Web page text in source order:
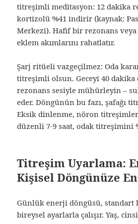
titreşimli meditasyon: 12 dakika
kortizolü %41 indirir (kaynak:
Merkezi). Hafif bir rezonans veya
eklem akımlarını rahatlatır.
Şarj ritüeli vazgeçilmez: Oda
titreşimli olsun. Geceyi 40 dakika
rezonans sesiyle mühürleyin –
eder. Döngünün bu fazı, şafağı
Eksik dinlenme, nöron
düzenli 7-9 saat, odak titreşimini
Titreşim Uyarlama:
Kişisel Döngünüze
Günlük enerji döngüsü, standart
bireysel ayarlarla çalışır. Yaş,